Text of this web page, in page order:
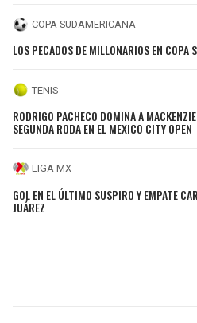
COPA SUDAMERICANA
LOS PECADOS DE MILLONARIOS EN
TENIS
RODRIGO PACHECO DOMINA A
SEGUNDA RODA EN EL MEXICO CITY OPEN
LIGA MX
GOL EN EL ÚLTIMO SUSPIRO Y EMPATE
JUÁREZ